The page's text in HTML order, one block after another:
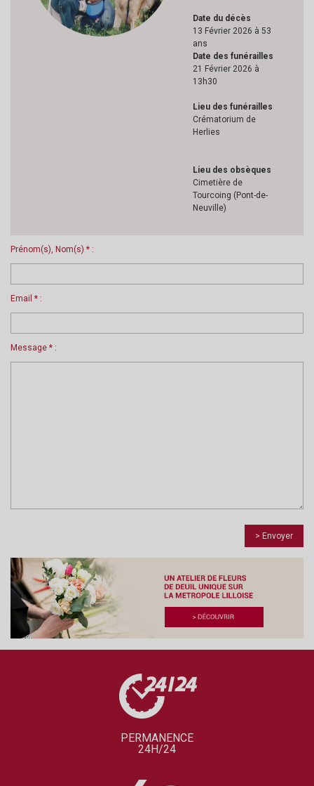
Date du décès
13 Février 2026 à 53
ans
Date des funérailles
21 Février 2026 à
13h30
Lieu des funérailles
Crématorium de
Herlies
Lieu des obsèques
Cimetière de
Tourcoing (Pont-de-
Neuville)
Prénom(s), Nom(s) * :
Email * :
Message * :
> Envoyer
PERMANENCE
24H/24